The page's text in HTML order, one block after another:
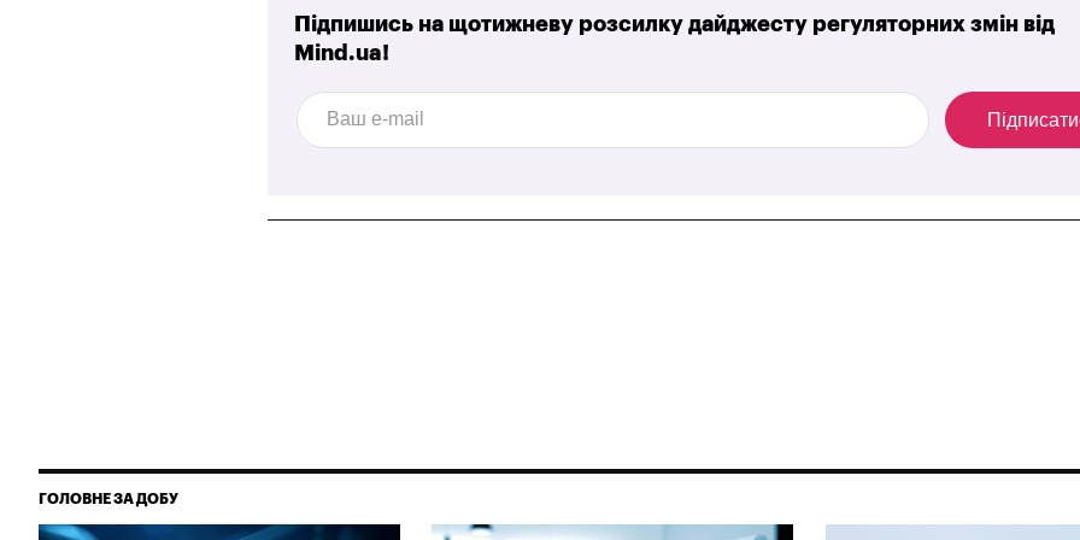
Підпишись на щотижневу розсилку дайджесту регуляторних змін від
Mind.ua!
ГОЛОВНЕ ЗА ДОБУ